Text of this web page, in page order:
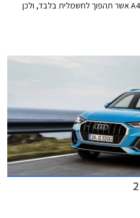
החדשה מיועדת להחליף גם את אאודי A4 אשר תהפוך לחשמלית בלבד, ולכן
שהינה למעשה דומה יותר לגרסת
בדומה למהלך שמרצדס ביצעה עם